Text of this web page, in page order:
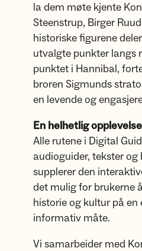
la dem møte kjente
Steenstrup, Birger
historiske figurene
utvalgte punkter langs
punktet i Hannibal,
broren Sigmunds
en levende og
En helhetlig opplevelse
Alle rutene i Digital
audioguider, tekster og
supplerer den
det mulig for brukerne
historie og kultur på en
informativ måte.
Vi samarbeider med